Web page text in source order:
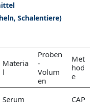
Schalentiere)
Materia
l
Proben
-
Volum
en
Met
hod
e
Serum CAP